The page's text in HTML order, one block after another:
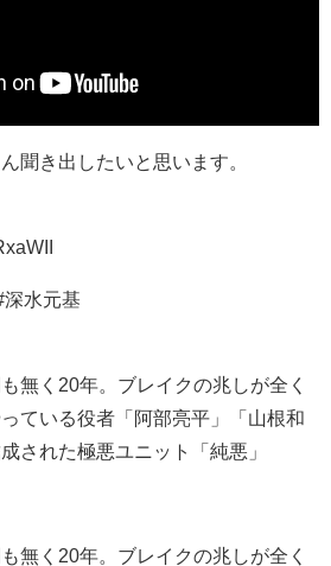
聞き出したいと思います。
水元基
無く20年。ブレイクの兆しが全く
ている役者「阿部亮平」「山根和
された極悪ユニット「純悪」
無く20年。ブレイクの兆しが全く